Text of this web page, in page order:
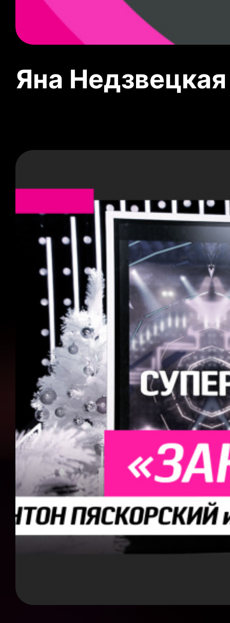
Яна Недзвецкая